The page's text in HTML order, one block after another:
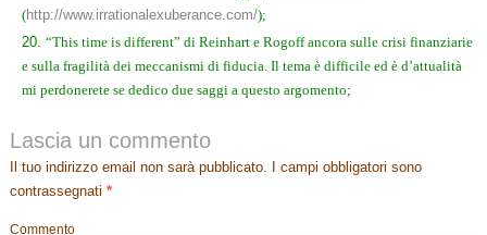
(http://www.irrationalexuberance.com/);
“This time is different” di Reinhart e Rogoff ancora sulle crisi finanziarie
e sulla fragilità dei meccanismi di fiducia. Il tema è difficile ed è d’attualità
mi perdonerete se dedico due saggi a questo argomento;
Lascia un commento
Il tuo indirizzo email non sarà pubblicato. I campi obbligatori sono
contrassegnati*
Commento